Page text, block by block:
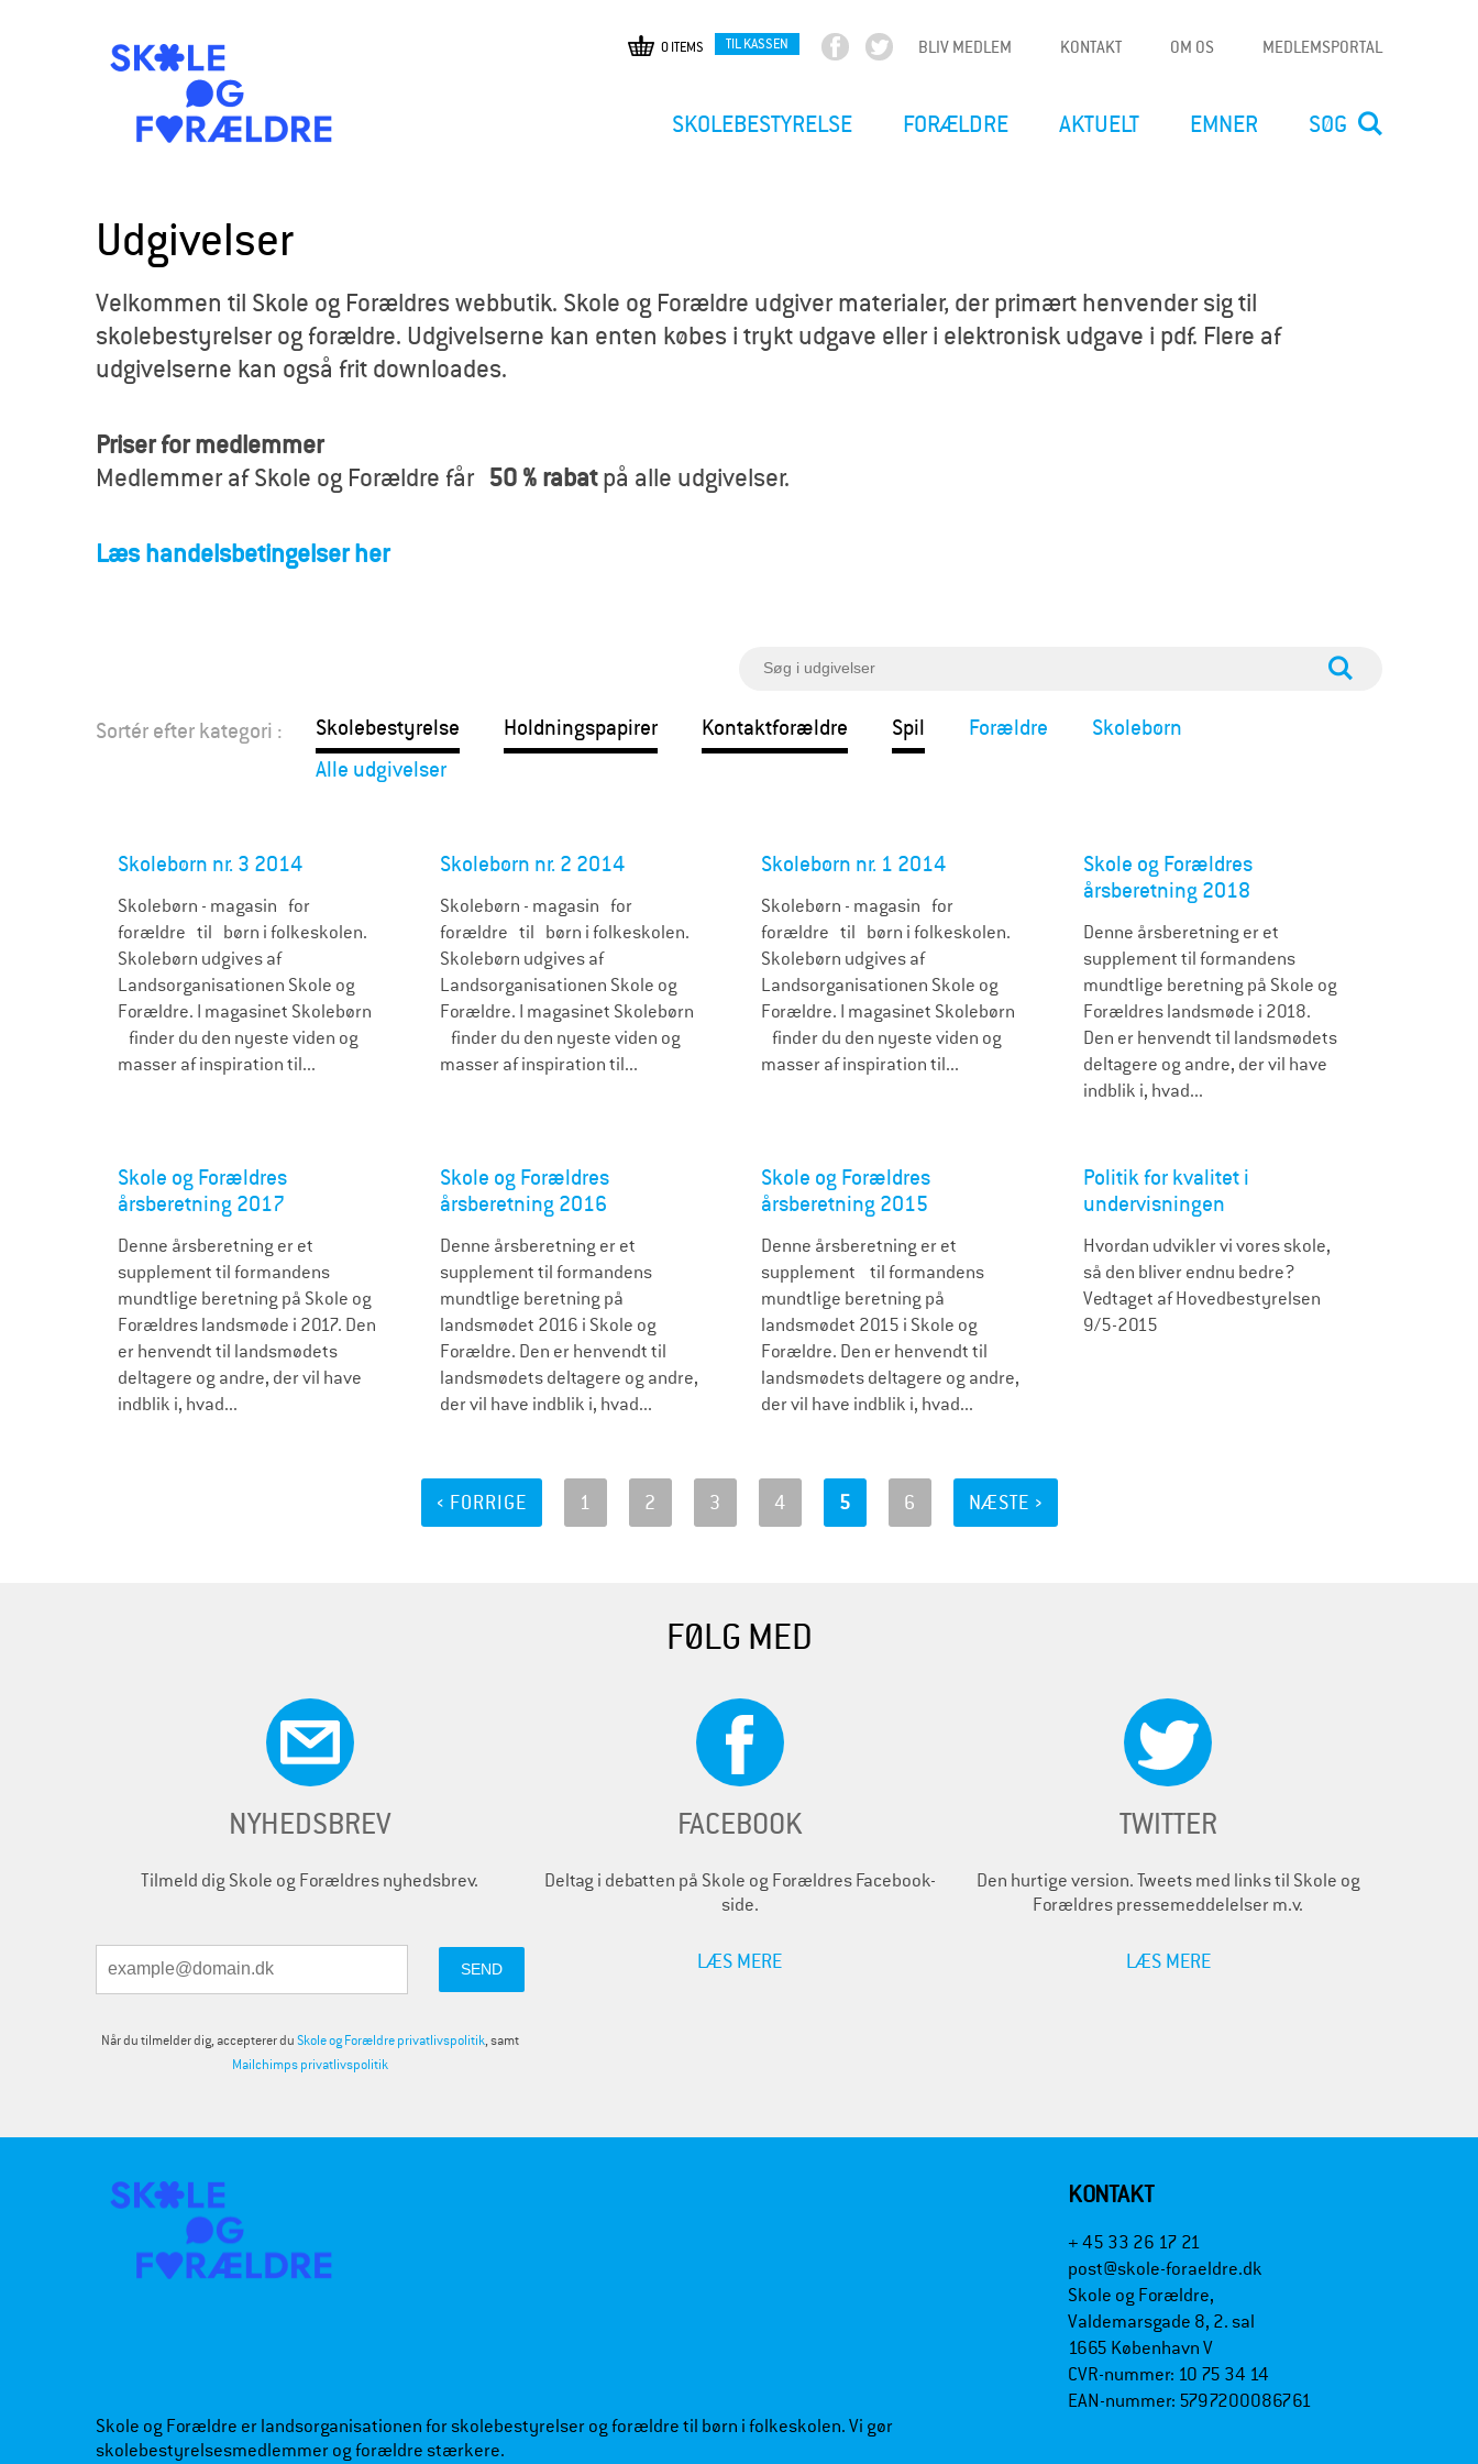
Gå
k
l
e
o
g
o
l
BLIV MEDLEM KONTAKT OM OS MEDLEMSPORTAL
0 ITEMS TIL KASSEN
SKOLEBESTYRELSE FORÆLDRE AKTUELT EMNER SØG
Udgivelser
Velkommen til Skole og Forældres webbutik. Skole og Forældre udgiver materialer, der primært henvender sig til
skolebestyrelser og forældre. Udgivelserne kan enten købes i trykt udgave eller i elektronisk udgave i pdf. Flere af
udgivelserne kan også frit downloades.
Priser for medlemmer
Medlemmer af Skole og Forældre får 50 % rabatpå alle udgivelser.
Læs handelsbetingelser her
S
Sortér efter kategori : Skolebestyrelse Holdningspapirer Kontaktforældre Spil Forældre
Skolebørn
Alle udgivelser
Skolebørn nr. 3 2014
Skolebørn - magasin for
forældre til børn i folkeskolen.
Skolebørn udgives af
Landsorganisationen Skole og
Forældre. I magasinet Skolebørn
finder du den nyeste viden og
masser af inspiration til...
Skolebørn nr. 2 2014
Skolebørn - magasin for
forældre til børn i folkeskolen.
Skolebørn udgives af
Landsorganisationen Skole og
Forældre. I magasinet Skolebørn
finder du den nyeste viden og
masser af inspiration til...
Skolebørn nr. 1 2014
Skolebørn - magasin for
forældre til børn i folkeskolen.
Skolebørn udgives af
Landsorganisationen Skole og
Forældre. I magasinet Skolebørn
finder du den nyeste viden og
masser af inspiration til...
Skole og Forældres
årsberetning 2018
Denne årsberetning er et
supplement til formandens
mundtlige beretning på Skole og
Forældres landsmøde i 2018.
Den er henvendt til landsmødets
deltagere og andre, der vil have
indblik i, hvad...
Skole og Forældres
årsberetning 2017
Denne årsberetning er et
supplement til formandens
mundtlige beretning på Skole og
Forældres landsmøde i 2017. Den
er henvendt til landsmødets
deltagere og andre, der vil have
indblik i, hvad...
Skole og Forældres
årsberetning 2016
Denne årsberetning er et
supplement til formandens
mundtlige beretning på
landsmødet 2016 i Skole og
Forældre. Den er henvendt til
landsmødets deltagere og andre,
der vil have indblik i, hvad...
Skole og Forældres
årsberetning 2015
Denne årsberetning er et
supplement til formandens
mundtlige beretning på
landsmødet 2015 i Skole og
Forældre. Den er henvendt til
landsmødets deltagere og andre,
der vil have indblik i, hvad...
Politik for kvalitet i
undervisningen
Hvordan udvikler vi vores skole,
så den bliver endnu bedre?
Vedtaget af Hovedbestyrelsen
9/5-2015
‹ FORRIGE 1 2 3 4 5 6 NÆSTE ›
FØLG MED
NYHEDSBREV
Tilmeld dig Skole og Forældres nyhedsbrev.
Når du tilmelder dig, accepterer duSkole og Forældre privatlivspolitik, samt
Mailchimps privatlivspolitik
FACEBOOK
Deltag i debatten på Skole og Forældres Facebook-
side.
LÆS MERE
TWITTER
Den hurtige version. Tweets med links til Skole og
Forældres pressemeddelelser m.v.
LÆS MERE
KONTAKT
+ 45 33 26 17 21
post@skole-foraeldre.dk
Skole og Forældre,
Valdemarsgade 8, 2. sal
1665 København V
CVR-nummer: 10 75 34 14
EAN-nummer: 5797200086761
Skole og Forældre er landsorganisationen for skolebestyrelser og forældre til børn i folkeskolen. Vi gør
skolebestyrelsesmedlemmer og forældre stærkere.